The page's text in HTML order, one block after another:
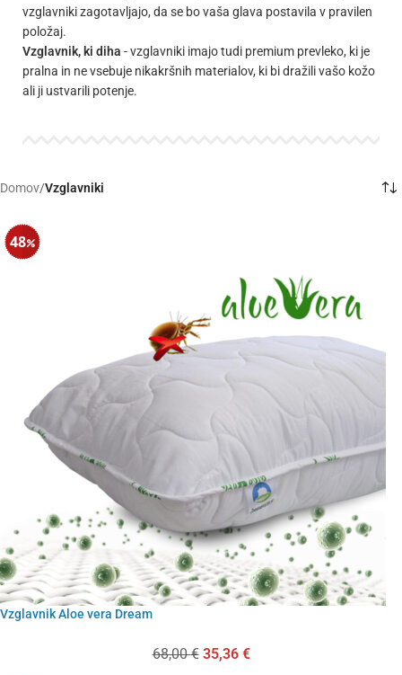
vzglavniki zagotavljajo, da se bo vaša glava postavila v pravilen
položaj.
Vzglavnik, ki diha - vzglavniki imajo tudi premium prevleko, ki je
pralna in ne vsebuje nikakršnih materialov, ki bi dražili vašo kožo
ali ji ustvarili potenje.
Domov/Vzglavniki
48
Vzglavnik Aloe vera Dream
68,00€ 35,36 €